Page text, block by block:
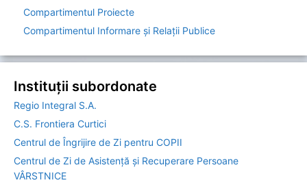
Compartimentul Proiecte
Compartimentul Informare şi Relaţii Publice
Instituții subordonate
Regio Integral S.A.
C.S. Frontiera Curtici
Centrul de Îngrijire de Zi pentru COPII
Centrul de Zi de Asistență și Recuperare Persoane
VÂRSTNICE